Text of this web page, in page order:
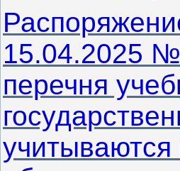
15.04.2025
перечня